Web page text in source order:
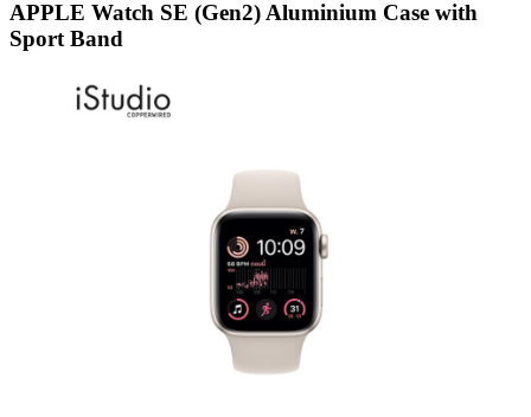
APPLE Watch SE (Gen2) Aluminium Case with
Sport Band